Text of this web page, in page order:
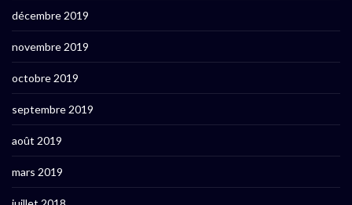
décembre 2019
novembre 2019
octobre 2019
septembre 2019
août 2019
mars 2019